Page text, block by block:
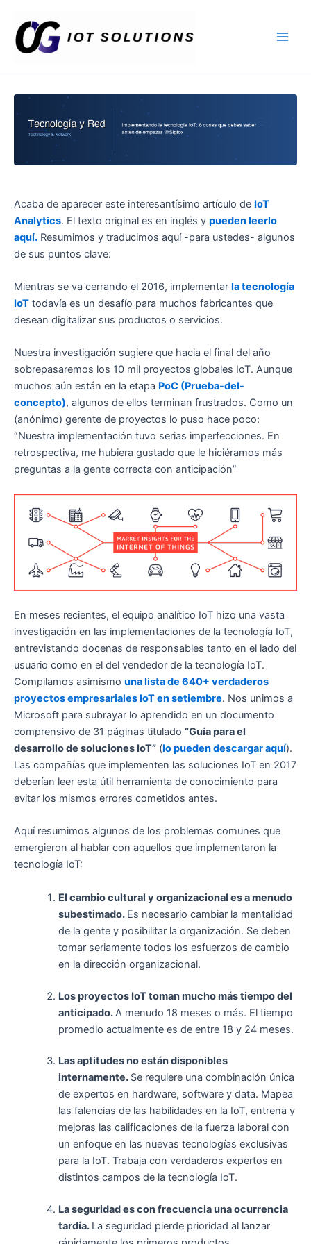
contenido
Acaba de aparecer este interesantísimo artículo de IoT
Analytics. El texto original es en inglés y pueden leerlo
aquí. Resumimos y traducimos aquí -para ustedes- algunos
de sus puntos clave:
Mientras se va cerrando el 2016, implementar la tecnología
IoT todavía es un desafío para muchos fabricantes que
desean digitalizar sus productos o servicios.
Nuestra investigación sugiere que hacia el final del año
sobrepasaremos los 10 mil proyectos globales IoT. Aunque
muchos aún están en la etapa PoC (Prueba-del-
concepto), algunos de ellos terminan frustrados. Como un
(anónimo) gerente de proyectos lo puso hace poco:
“Nuestra implementación tuvo serias imperfecciones. En
retrospectiva, me hubiera gustado que le hiciéramos más
preguntas a la gente correcta con anticipación”
En meses recientes, el equipo analítico IoT hizo una vasta
investigación en las implementaciones de la tecnología IoT,
entrevistando docenas de responsables tanto en el lado del
usuario como en el del vendedor de la tecnología IoT.
Compilamos asimismo una lista de 640+ verdaderos
proyectos empresariales IoT en setiembre. Nos unimos a
Microsoft para subrayar lo aprendido en un documento
comprensivo de 31 páginas titulado “Guía para el
desarrollo de soluciones IoT” (lo pueden descargar aquí).
Las compañías que implementen las soluciones IoT en 2017
deberían leer esta útil herramienta de conocimiento para
evitar los mismos errores cometidos antes.
Aquí resumimos algunos de los problemas comunes que
emergieron al hablar con aquellos que implementaron la
tecnología IoT:
El cambio cultural y organizacional es a menudo
subestimado. Es necesario cambiar la mentalidad
de la gente y posibilitar la organización. Se deben
tomar seriamente todos los esfuerzos de cambio
en la dirección organizacional.
Los proyectos IoT toman mucho más tiempo del
anticipado. A menudo 18 meses o más. El tiempo
promedio actualmente es de entre 18 y 24 meses.
Las aptitudes no están disponibles
internamente. Se requiere una combinación única
de expertos en hardware, software y data. Mapea
las falencias de las habilidades en la IoT, entrena y
mejoras las calificaciones de la fuerza laboral con
un enfoque en las nuevas tecnologías exclusivas
para la IoT. Trabaja con verdaderos expertos en
distintos campos de la tecnología IoT.
La seguridad es con frecuencia una ocurrencia
tardía. La seguridad pierde prioridad al lanzar